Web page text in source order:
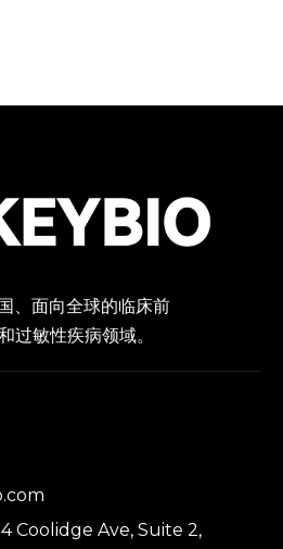
、面向全球的临床前
过敏性疾病领域。
Coolidge Ave, Suite 2,